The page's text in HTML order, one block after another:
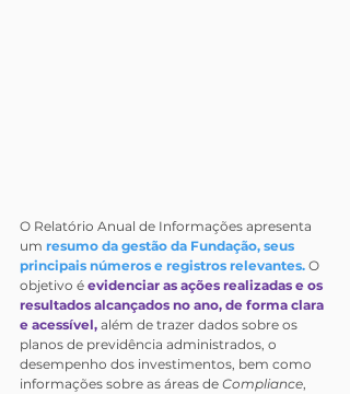
O Relatório Anual de Informações apresenta
um resumo da gestão da Fundação, seus
principais números e registros relevantes. O
objetivo é evidenciar as ações realizadas e os
resultados alcançados no ano, de forma clara
e acessível, além de trazer dados sobre os
planos de previdência administrados, o
desempenho dos investimentos, bem como
informações sobre as áreas de Compliance,